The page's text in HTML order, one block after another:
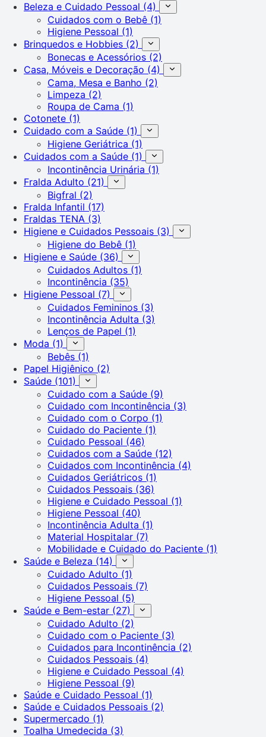
Beleza e Cuidado Pessoal (4)
Cuidados com o Bebê (1)
Higiene Pessoal (1)
Brinquedos e Hobbies (2)
Bonecas e Acessórios (2)
Casa, Móveis e Decoração (4)
Cama, Mesa e Banho (2)
Limpeza (2)
Roupa de Cama (1)
Cotonete (1)
Cuidado com a Saúde (1)
Higiene Geriátrica (1)
Cuidados com a Saúde (1)
Incontinência Urinária (1)
Fralda Adulto (21)
Bigfral (2)
Fralda Infantil (17)
Fraldas TENA (3)
Higiene e Cuidados Pessoais (3)
Higiene do Bebê (1)
Higiene e Saúde (36)
Cuidados Adultos (1)
Incontinência (35)
Higiene Pessoal (7)
Cuidados Femininos (3)
Incontinência Adulta (3)
Lenços de Papel (1)
Moda (1)
Bebês (1)
Papel Higiênico (2)
Saúde (101)
Cuidado com a Saúde (9)
Cuidado com Incontinência (3)
Cuidado com o Corpo (1)
Cuidado do Paciente (1)
Cuidado Pessoal (46)
Cuidados com a Saúde (12)
Cuidados com Incontinência (4)
Cuidados Geriátricos (1)
Cuidados Pessoais (36)
Higiene e Cuidado Pessoal (1)
Higiene Pessoal (40)
Incontinência Adulta (1)
Material Hospitalar (7)
Mobilidade e Cuidado do Paciente (1)
Saúde e Beleza (14)
Cuidado Adulto (1)
Cuidados Pessoais (7)
Higiene Pessoal (5)
Saúde e Bem-estar (27)
Cuidado Adulto (2)
Cuidado com o Paciente (3)
Cuidados para Incontinência (2)
Cuidados Pessoais (4)
Higiene e Cuidado Pessoal (4)
Higiene Pessoal (9)
Saúde e Cuidado Pessoal (1)
Saúde e Cuidados Pessoais (2)
Supermercado (1)
Toalha Umedecida (3)